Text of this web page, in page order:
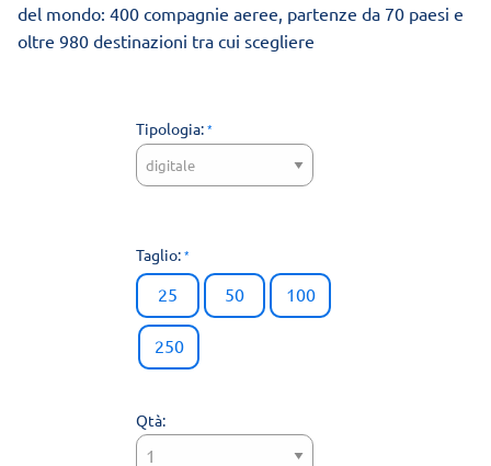
del mondo: 400 compagnie aeree, partenze da 70 paesi e
oltre 980 destinazioni tra cui scegliere
Tipologia:
Taglio:
25 50 100
250
Qtà: